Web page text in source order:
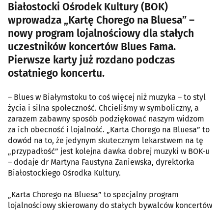
Białostocki Ośrodek Kultury (BOK)
wprowadza „Kartę Chorego na Bluesa” –
nowy program lojalnościowy dla stałych
uczestników koncertów Blues Fama.
Pierwsze karty już rozdano podczas
ostatniego koncertu.
– Blues w Białymstoku to coś więcej niż muzyka – to styl
życia i silna społeczność. Chcieliśmy w symboliczny, a
zarazem zabawny sposób podziękować naszym widzom
za ich obecność i lojalność. „Karta Chorego na Bluesa” to
dowód na to, że jedynym skutecznym lekarstwem na tę
„przypadłość” jest kolejna dawka dobrej muzyki w BOK-u
– dodaje dr Martyna Faustyna Zaniewska, dyrektorka
Białostockiego Ośrodka Kultury.
„Karta Chorego na Bluesa” to specjalny program
lojalnościowy skierowany do stałych bywalców koncertów